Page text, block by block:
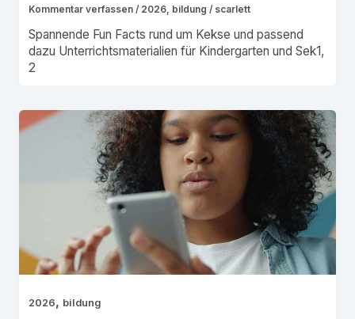
Kommentar verfassen / 2026, bildung / scarlett
Spannende Fun Facts rund um Kekse und passend
dazu Unterrichtsmaterialien für Kindergarten und Sek1,
2
2026, bildung